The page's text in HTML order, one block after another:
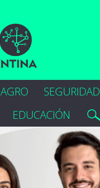
AGRO SEGURIDAD
EDUCACIÓN